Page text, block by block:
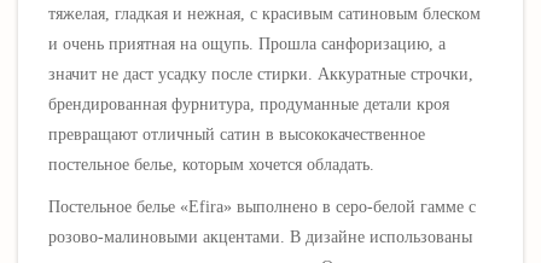
тяжелая, гладкая и нежная, с красивым сатиновым блеском
и очень приятная на ощупь. Прошла санфоризацию, а
значит не даст усадку после стирки. Аккуратные строчки,
брендированная фурнитура, продуманные детали кроя
превращают отличный сатин в высококачественное
постельное белье, которым хочется обладать.
Постельное белье «Efira» выполнено в серо-белой гамме с
розово-малиновыми акцентами. В дизайне использованы